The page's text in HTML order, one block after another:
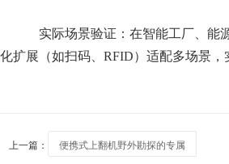
实际场景验证：在智能工厂、能源
化扩展（如扫码、RFID）适配多场景
上一篇： 便携式上翻机野外勘探的专属